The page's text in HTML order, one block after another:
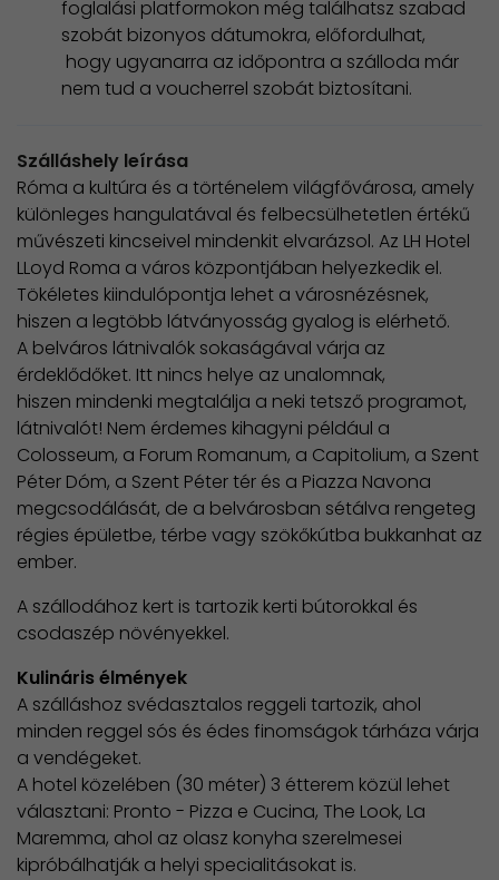
foglalási platformokon még találhatsz szabad
szobát bizonyos dátumokra, előfordulhat,
​ hogy ugyanarra az időpontra a szálloda már
nem tud a voucherrel szobát biztosítani.
Szálláshely leírása
Róma a kultúra és a történelem világfővárosa, amely
különleges hangulatával és felbecsülhetetlen értékű
művészeti kincseivel mindenkit elvarázsol. Az LH Hotel
LLoyd Roma a város központjában helyezkedik el.
Tökéletes kiindulópontja lehet a városnézésnek,
hiszen a legtöbb látványosság gyalog is elérhető.
A belváros látnivalók sokaságával várja az
érdeklődőket. Itt nincs helye az unalomnak,
hiszen mindenki megtalálja a neki tetsző programot,
látnivalót! Nem érdemes kihagyni például a
Colosseum, a Forum Romanum, a Capitolium, a Szent
Péter Dóm, a Szent Péter tér és a Piazza Navona
megcsodálását, de a belvárosban sétálva rengeteg
régies épületbe, térbe vagy szökőkútba bukkanhat az
ember.
A szállodához kert is tartozik kerti bútorokkal és
csodaszép növényekkel.
Kulináris élmények
A szálláshoz svédasztalos reggeli tartozik, ahol
minden reggel sós és édes finomságok tárháza várja
a vendégeket.
A hotel közelében (30 méter) 3 étterem közül lehet
választani: Pronto - Pizza e Cucina, The Look, La
Maremma, ahol az olasz konyha szerelmesei
kipróbálhatják a helyi specialitásokat is.